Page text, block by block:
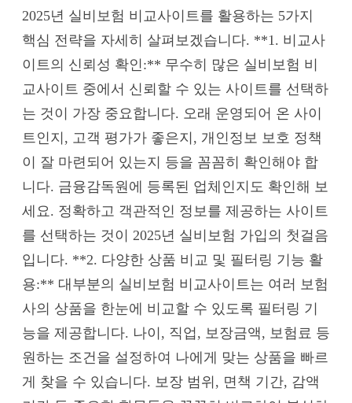
2025년 실비보험 비교사이트를 활용하는 5가지
핵심 전략을 자세히 살펴보겠습니다. **1. 비교사
이트의 신뢰성 확인:** 무수히 많은 실비보험 비
교사이트 중에서 신뢰할 수 있는 사이트를 선택하
는 것이 가장 중요합니다. 오래 운영되어 온 사이
트인지, 고객 평가가 좋은지, 개인정보 보호 정책
이 잘 마련되어 있는지 등을 꼼꼼히 확인해야 합
니다. 금융감독원에 등록된 업체인지도 확인해 보
세요. 정확하고 객관적인 정보를 제공하는 사이트
를 선택하는 것이 2025년 실비보험 가입의 첫걸음
입니다. **2. 다양한 상품 비교 및 필터링 기능 활
용:** 대부분의 실비보험 비교사이트는 여러 보험
사의 상품을 한눈에 비교할 수 있도록 필터링 기
능을 제공합니다. 나이, 직업, 보장금액, 보험료 등
원하는 조건을 설정하여 나에게 맞는 상품을 빠르
게 찾을 수 있습니다. 보장 범위, 면책 기간, 감액